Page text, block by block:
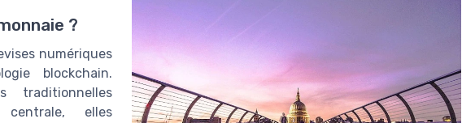
?
numériques
blockchain.
traditionnelles
elles